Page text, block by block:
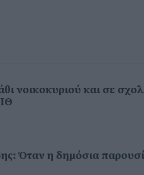
νοικοκυριού και σε
Όταν η δημόσια